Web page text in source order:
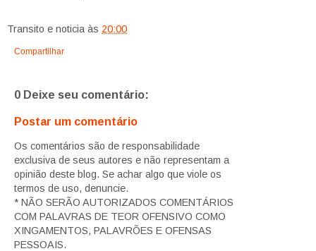
Transito e noticia às 20:00
Compartilhar
0 Deixe seu comentário:
Postar um comentário
Os comentários são de responsabilidade
exclusiva de seus autores e não representam a
opinião deste blog. Se achar algo que viole os
termos de uso, denuncie.
* NÃO SERÃO AUTORIZADOS COMENTÁRIOS
COM PALAVRAS DE TEOR OFENSIVO COMO
XINGAMENTOS, PALAVRÕES E OFENSAS
PESSOAIS.